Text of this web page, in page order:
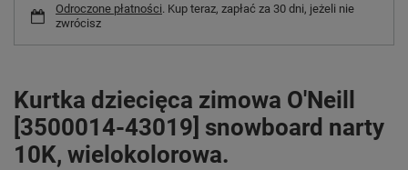
Odroczone płatności. Kup teraz, zapłać za 30 dni, jeżeli nie
zwrócisz
Kurtka dziecięca zimowa O'Neill
[3500014-43019] snowboard narty
10K, wielokolorowa.